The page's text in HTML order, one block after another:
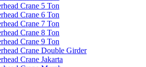
Crane 5 Ton
Crane 6 Ton
Crane 7 Ton
Crane 8 Ton
Crane 9 Ton
Crane Double Girder
Crane Jakarta